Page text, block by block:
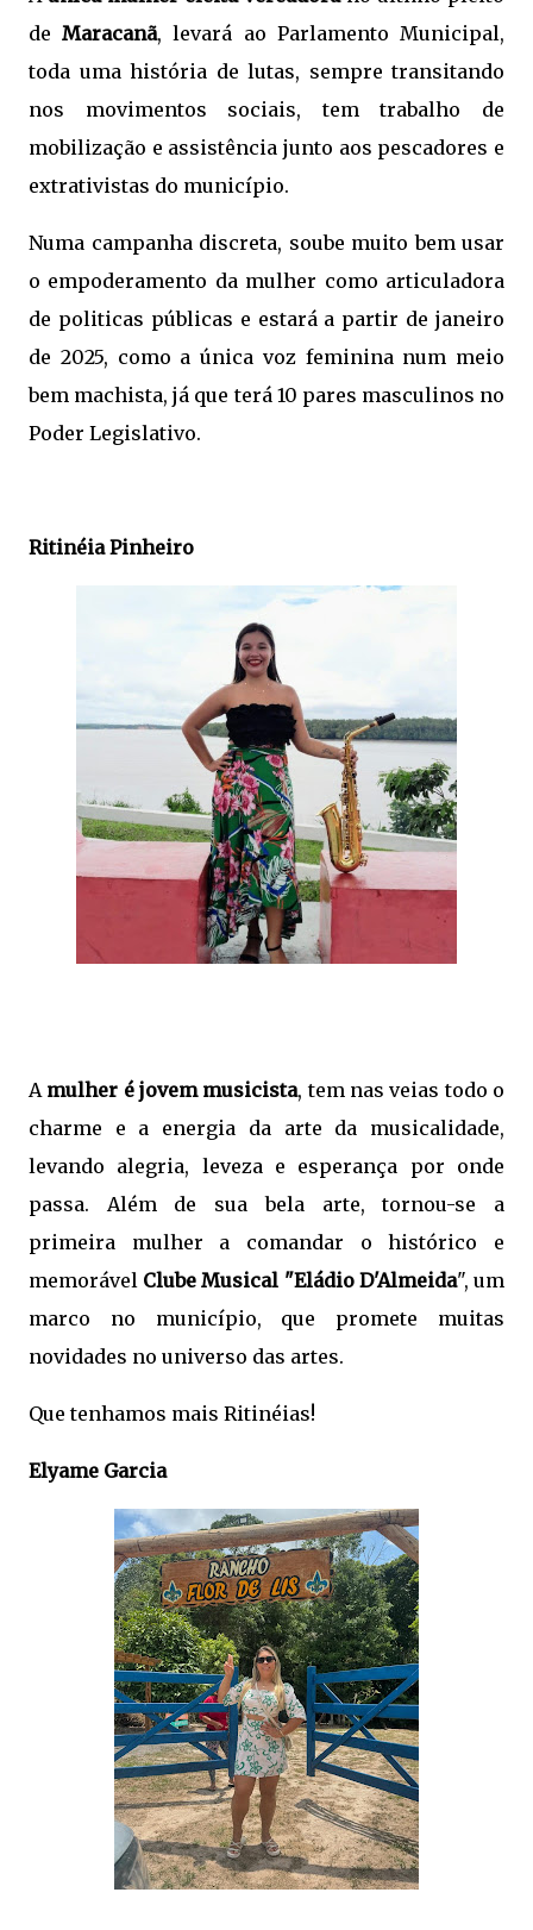
deMaracanã, levará ao Parlamento Municipal,
toda uma história de lutas, sempre transitando
nos movimentos sociais, tem trabalho de
mobilização e assistência junto aos pescadores e
extrativistas do município.
Numa campanha discreta, soube muito bem usar
o empoderamento da mulher como articuladora
de politicas públicas e estará a partir de janeiro
de 2025, como a única voz feminina num meio
bem machista, já que terá 10 pares masculinos no
Poder Legislativo.
Ritinéia Pinheiro
A mulher é jovem musicista, tem nas veias todo o
charme e a energia da arte da musicalidade,
levando alegria, leveza e esperança por onde
passa. Além de sua bela arte, tornou-se a
primeira mulher a comandar o histórico e
memorável Clube Musical "Eládio D'Almeida", um
marco no município, que promete muitas
novidades no universo das artes.
Que tenhamos mais Ritinéias!
Elyame Garcia